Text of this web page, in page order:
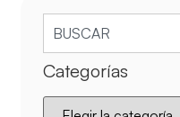
Categorías